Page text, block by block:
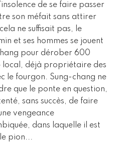
de se faire passer
son méfait sans attirer
ne suffisait pas, le
et ses hommes se jouent
pour dérober 600
local, déjà propriétaire des
le fourgon. Sung-chang ne
que le ponte en question,
sans succès, de faire
vengeance
dans laquelle il est
pion...